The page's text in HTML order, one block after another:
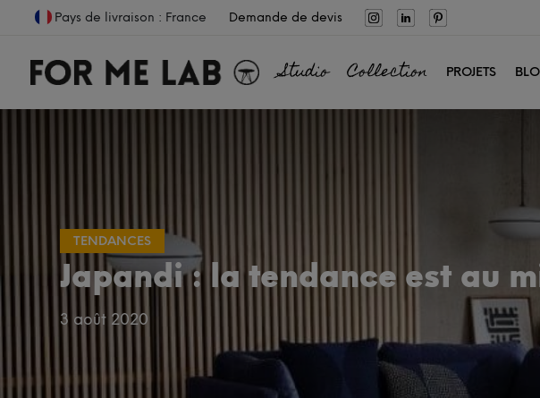
Pays de livraison : France Demande de devis
Studio Collection PROJETS
TENDANCES
Japandi : la tendance est au
3 août 2020